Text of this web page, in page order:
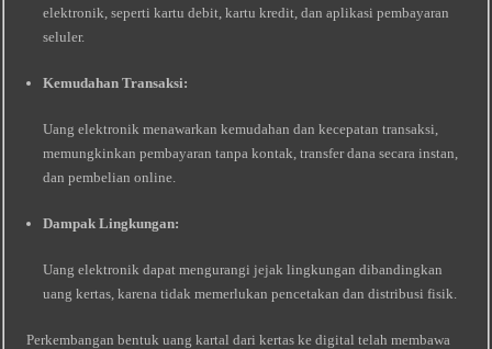
elektronik, seperti kartu debit, kartu kredit, dan aplikasi pembayaran
seluler.
Kemudahan Transaksi:
Uang elektronik menawarkan kemudahan dan kecepatan transaksi,
memungkinkan pembayaran tanpa kontak, transfer dana secara instan,
dan pembelian online.
Dampak Lingkungan:
Uang elektronik dapat mengurangi jejak lingkungan dibandingkan
uang kertas, karena tidak memerlukan pencetakan dan distribusi fisik.
Perkembangan bentuk uang kartal dari kertas ke digital telah membawa